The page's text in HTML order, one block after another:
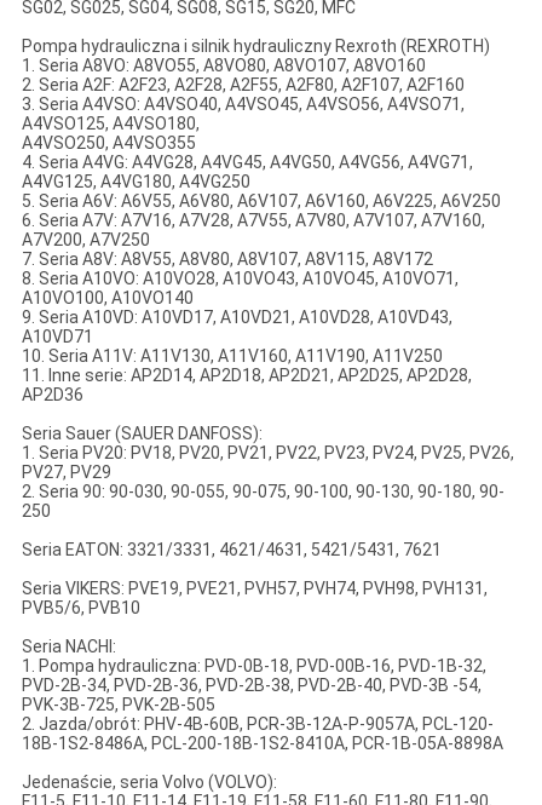
SG02, SG025, SG04, SG08, SG15, SG20, MFC
Pompa hydrauliczna i silnik hydrauliczny Rexroth (REXROTH)
1. Seria A8VO: A8VO55, A8VO80, A8VO107, A8VO160
2. Seria A2F: A2F23, A2F28, A2F55, A2F80, A2F107, A2F160
3. Seria A4VSO: A4VSO40, A4VSO45, A4VSO56, A4VSO71,
A4VSO125, A4VSO180,
A4VSO250, A4VSO355
4. Seria A4VG: A4VG28, A4VG45, A4VG50, A4VG56, A4VG71,
A4VG125, A4VG180, A4VG250
5. Seria A6V: A6V55, A6V80, A6V107, A6V160, A6V225, A6V250
6. Seria A7V: A7V16, A7V28, A7V55, A7V80, A7V107, A7V160,
A7V200, A7V250
7. Seria A8V: A8V55, A8V80, A8V107, A8V115, A8V172
8. Seria A10VO: A10VO28, A10VO43, A10VO45, A10VO71,
A10VO100, A10VO140
9. Seria A10VD: A10VD17, A10VD21, A10VD28, A10VD43,
A10VD71
10. Seria A11V: A11V130, A11V160, A11V190, A11V250
11. Inne serie: AP2D14, AP2D18, AP2D21, AP2D25, AP2D28,
AP2D36
Seria Sauer (SAUER DANFOSS):
1. Seria PV20: PV18, PV20, PV21, PV22, PV23, PV24, PV25, PV26,
PV27, PV29
2. Seria 90: 90-030, 90-055, 90-075, 90-100, 90-130, 90-180, 90-
250
Seria EATON: 3321/3331, 4621/4631, 5421/5431, 7621
Seria VIKERS: PVE19, PVE21, PVH57, PVH74, PVH98, PVH131,
PVB5/6, PVB10
Seria NACHI:
1. Pompa hydrauliczna: PVD-0B-18, PVD-00B-16, PVD-1B-32,
PVD-2B-34, PVD-2B-36, PVD-2B-38, PVD-2B-40, PVD-3B -54,
PVK-3B-725, PVK-2B-505
2. Jazda/obrót: PHV-4B-60B, PCR-3B-12A-P-9057A, PCL-120-
18B-1S2-8486A, PCL-200-18B-1S2-8410A, PCR-1B-05A-8898A
Jedenaście, seria Volvo (VOLVO):